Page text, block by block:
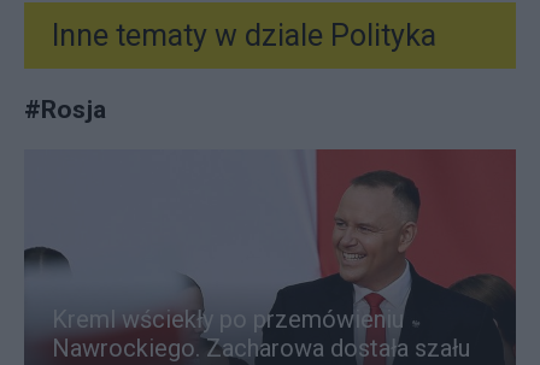
Inne tematy w dziale Polityka
#Rosja
Kreml wściekły po przemówieniu
Nawrockiego. Zacharowa dostała szału